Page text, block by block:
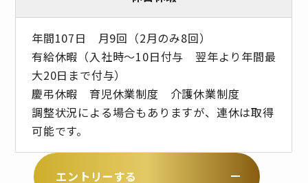
年間107日 月9回（2月のみ8回）
有給休暇（入社時～10日付与 翌年より年間最
大20日まで付与）
慶弔休暇 育児休業制度 介護休業制度
調整状況による場合もありますが、連休は取得
可能です。
エントリーする